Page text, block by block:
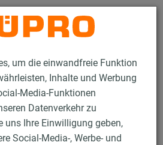
um die einwandfreie Funktion
Inhalte und Werbung
Media-Funktionen
Datenverkehr zu
uns Ihre Einwilligung geben,
Social-Media-, Werbe- und
Kontakt
Beschilderung Grundplatte